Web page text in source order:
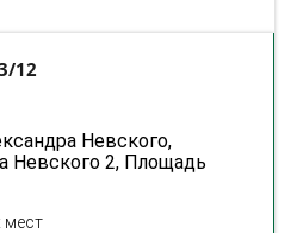
12
Невского,
Невского 2, Площадь
мест